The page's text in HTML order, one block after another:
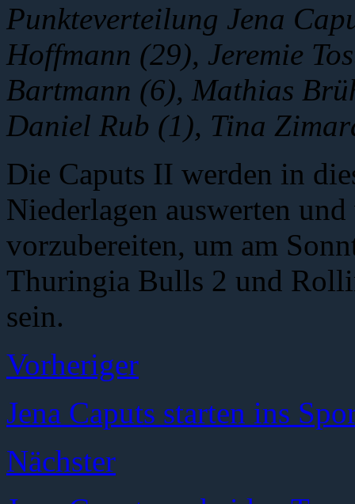
Punkteverteilung Jena
Hoffmann (29), Jeremie
Bartmann (6), Mathias
Daniel Rub (1), Tina
Die Caputs II werden in
Niederlagen auswerten
vorzubereiten, um am
Thuringia Bulls 2 und
sein.
Vorheriger
Jena Caputs starten ins
Nächster